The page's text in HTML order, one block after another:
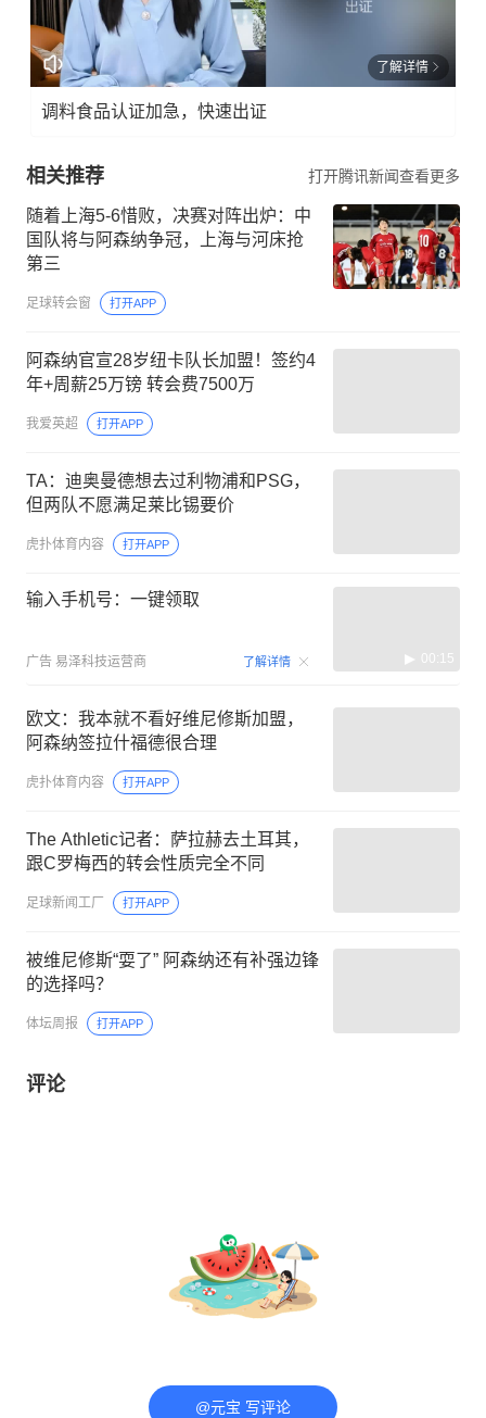
了解详情
调料食品认证加急，快速出证
相关推荐 打开腾讯新闻查看更多
随着上海5-6惜败，决赛对阵出炉：中
国队将与阿森纳争冠，上海与河床抢
第三
足球转会窗 打开APP
阿森纳官宣28岁纽卡队长加盟！签约4
年+周薪25万镑 转会费7500万
我爱英超 打开APP
TA：迪奥曼德想去过利物浦和PSG，
但两队不愿满足莱比锡要价
虎扑体育内容 打开APP
输入手机号：一键领取
广告 易泽科技运营商 了解详情 00:15
欧文：我本就不看好维尼修斯加盟，
阿森纳签拉什福德很合理
虎扑体育内容 打开APP
The Athletic记者：萨拉赫去土耳其，
跟C罗梅西的转会性质完全不同
足球新闻工厂 打开APP
被维尼修斯“耍了” 阿森纳还有补强边锋
的选择吗？
体坛周报 打开APP
评论
@元宝 写评论